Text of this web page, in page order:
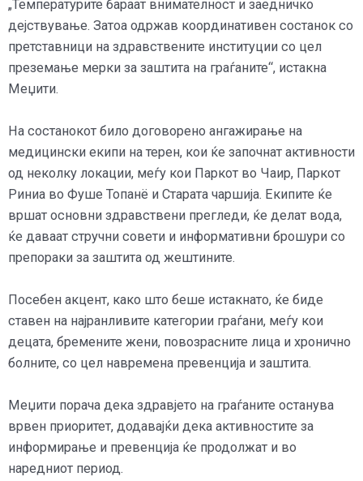
„Температурите бараат внимателност и заедничко
дејствување. Затоа одржав координативен состанок со
претставници на здравствените институции со цел
преземање мерки за заштита на граѓаните“, истакна
Меџити.
На состанокот било договорено ангажирање на
медицински екипи на терен, кои ќе започнат активности
од неколку локации, меѓу кои Паркот во Чаир, Паркот
Риниа во Фуше Топанë и Старата чаршија. Екипите ќе
вршат основни здравствени прегледи, ќе делат вода,
ќе даваат стручни совети и информативни брошури со
препораки за заштита од жештините.
Посебен акцент, како што беше истакнато, ќе биде
ставен на најранливите категории граѓани, меѓу кои
децата, бремените жени, повозрасните лица и хронично
болните, со цел навремена превенција и заштита.
Меџити порача дека здравјето на граѓаните останува
врвен приоритет, додавајќи дека активностите за
информирање и превенција ќе продолжат и во
наредниот период.